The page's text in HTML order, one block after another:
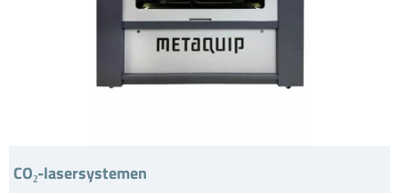
CO₂-lasersystemen